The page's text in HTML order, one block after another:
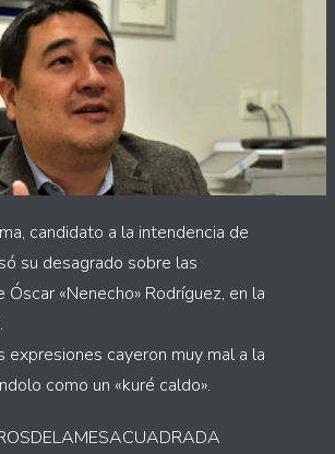
candidato a la intendencia de
su desagrado sobre las
«Nenecho» Rodríguez, en la
expresiones cayeron muy mal a la
como un «kuré caldo».